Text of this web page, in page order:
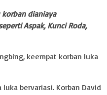
dianiaya
Aspak, Kunci Roda,
keempat korban luka
bervariasi. Korban David